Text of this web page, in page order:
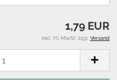
1,79 EUR
inkl. 7% MwSt. zzgl. Versand